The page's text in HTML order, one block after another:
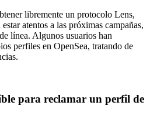
libremente un protocolo Lens,
atentos a las próximas campañas,
línea. Algunos usuarios han
perfiles en OpenSea, tratando de
para reclamar un perfil de